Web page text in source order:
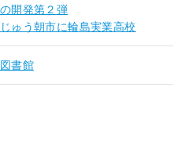
開発第２弾
ゅう朝市に輪島実業高校
書館